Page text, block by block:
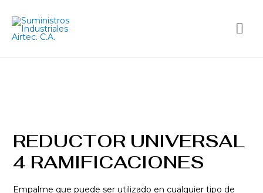
REDUCTOR UNIVERSAL
4 RAMIFICACIONES
Empalme que puede ser utilizado en cualquier tipo de